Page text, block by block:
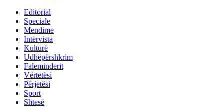
Editorial
Speciale
Mendime
Intervista
Kulturë
Udhëpërshkrim
Faleminderit
Vërtetësi
Përjetësi
Sport
Shtesë